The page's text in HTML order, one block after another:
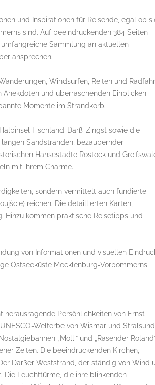
und Inspirationen für Reisende, egal ob
sind. Auf beeindruckenden 384 Seiten
Sammlung an aktuellen
ansprechen.
Windsurfen, Reiten und
und überraschenden Einblicken –
Momente im Strandkorb.
Fischland-Darß-Zingst sowie die
Sandstränden, bezaubernder
Hansestädte Rostock und
mit ihrem Charme.
sondern vermittelt auch fundierte
reichen. Die detaillierten Karten,
kommen praktische Reisetipps und
von Informationen und visuellen
Ostseeküste Mecklenburg-Vorpommerns
herausragende Persönlichkeiten von Ernst
Welterbe von Wismar und Stralsund
„Molli“ und „Rasender
Zeiten. Die beeindruckenden Kirchen,
Darßer Weststrand, der ständig von Wind
Die Leuchttürme, die ihre blinkenden